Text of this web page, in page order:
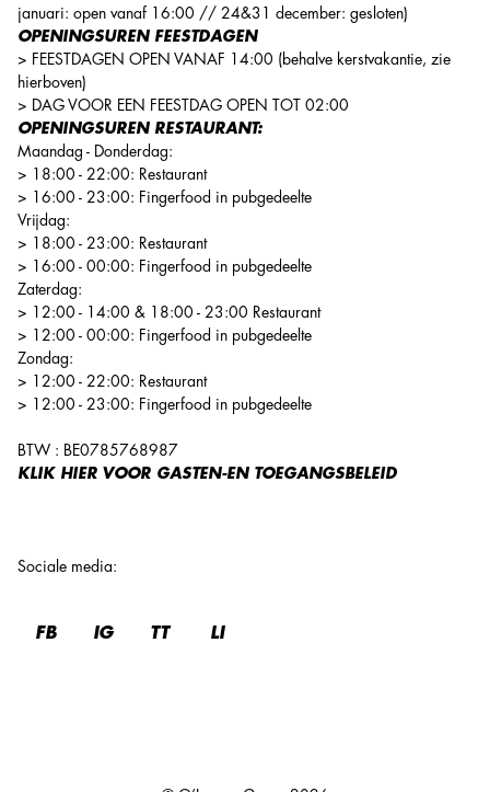
januari: open vanaf 16:00 // 24&31 december: gesloten)
OPENINGSUREN FEESTDAGEN
> FEESTDAGEN OPEN VANAF 14:00 (behalve kerstvakantie, zie
hierboven)
> DAG VOOR EEN FEESTDAG OPEN TOT 02:00
OPENINGSUREN RESTAURANT:
Maandag - Donderdag:
> 18:00 - 22:00: Restaurant
> 16:00 - 23:00: Fingerfood in pubgedeelte
Vrijdag:
> 18:00 - 23:00: Restaurant
> 16:00 - 00:00: Fingerfood in pubgedeelte
Zaterdag:
> 12:00 - 14:00 & 18:00 - 23:00 Restaurant
> 12:00 - 00:00: Fingerfood in pubgedeelte
Zondag:
> 12:00 - 22:00: Restaurant
> 12:00 - 23:00: Fingerfood in pubgedeelte
BTW : BE0785768987
KLIK HIER VOOR GASTEN-EN TOEGANGSBELEID
Sociale media:
FB IG TT LI